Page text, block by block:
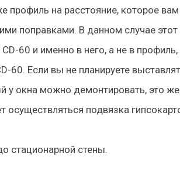
профиль на расстояние, которое вам
поправками. В данном случае этот
60 и именно в него, а не в профиль,
60. Если вы не планируете
у окна можно демонтировать, это же
осуществляться подвязка
стационарной стены.